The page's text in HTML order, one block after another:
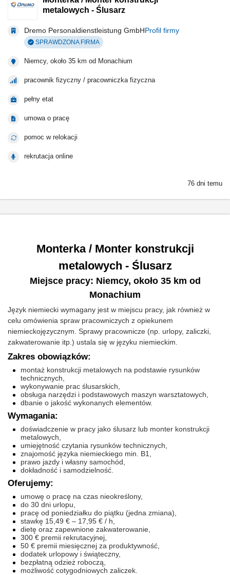
metalowych - Ślusarz
Dremo Personaldienstleistung GmbHProfil firmy
SPRAWDZONA FIRMA
Niemcy, około 35 km od Monachium
pracownik fizyczny / pracowniczka fizyczna
pełny etat
umowa o pracę
pomoc w relokacji
rekrutacja online
76 dni temu
Monterka / Monter konstrukcji
metalowych - Ślusarz
Miejsce pracy: Niemcy, około 35 km od
Monachium
Język niemiecki wymagany jest w miejscu pracy, jak również w
celu omówienia spraw pracowniczych z opiekunem
niemieckojęzycznym. Sprawy pracownicze (np. urlopy, zaliczki,
zakwaterowanie itp.) ustala się w języku niemieckim.
Zakres obowiązków:
montaż konstrukcji metalowych na podstawie rysunków
technicznych,
wykonywanie prac ślusarskich,
obsługa narzędzi i podstawowych maszyn warsztatowych,
dbanie o jakość wykonanych elementów.
Wymagania:
doświadczenie w pracy jako ślusarz lub monter konstrukcji
metalowych,
umiejętność czytania rysunków technicznych,
znajomość języka niemieckiego min. B1,
prawo jazdy i własny samochód,
dokładność i samodzielność.
Oferujemy:
umowę o pracę na czas nieokreślony,
do 30 dni urlopu,
pracę od poniedziałku do piątku (jedna zmiana),
stawkę 15,49 € – 17,95 € / h,
dietę oraz zapewnione zakwaterowanie,
300 € premii rekrutacyjnej,
50 € premii miesięcznej za produktywność,
dodatek urlopowy i świąteczny,
bezpłatną odzież roboczą,
możliwość cotygodniowych zaliczek.